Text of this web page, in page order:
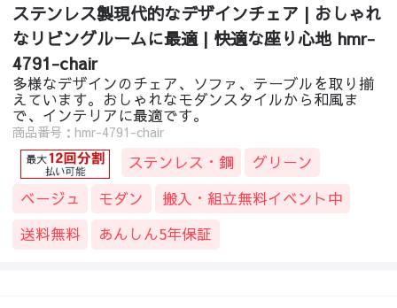
ステンレス製現代的なデザインチェア | おしゃれ
なリビングルームに最適 | 快適な座り心地 hmr-
4791-chair
多様なデザインのチェア、ソファ、テーブルを取り揃
えています。おしゃれなモダンスタイルから和風ま
で、インテリアに最適です。
商品番号：hmr-4791-chair
ステンレス・鋼
グリーン
ベージュ
モダン
搬入・組立無料イベント中
送料無料
あんしん5年保証